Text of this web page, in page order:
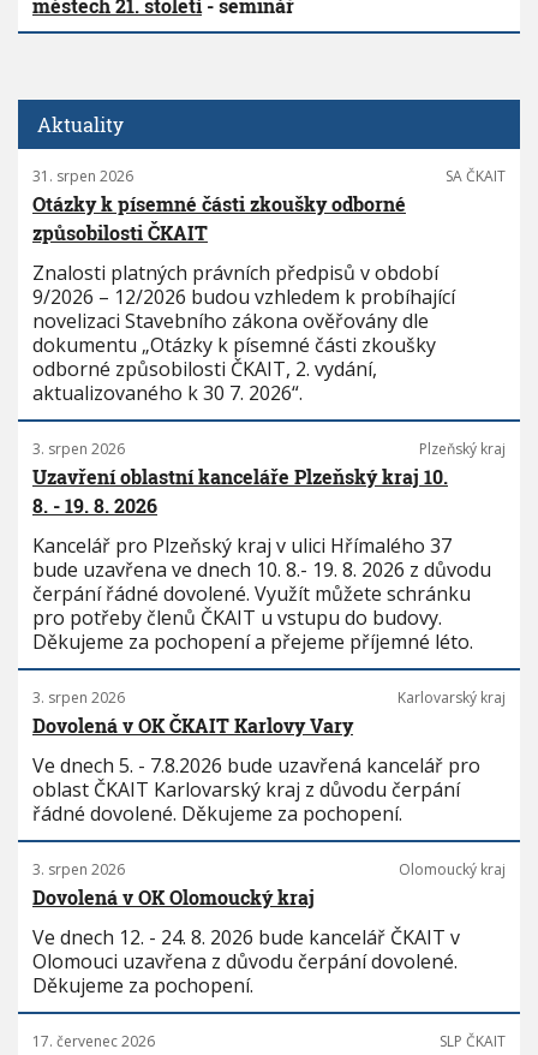
městech 21. století- seminář
Aktuality
31. srpen 2026 SA ČKAIT
Otázky k písemné části zkoušky odborné
způsobilosti ČKAIT
Znalosti platných právních předpisů v období
9/2026 – 12/2026 budou vzhledem k probíhající
novelizaci Stavebního zákona ověřovány dle
dokumentu „Otázky k písemné části zkoušky
odborné způsobilosti ČKAIT, 2. vydání,
aktualizovaného k 30 7. 2026“.
3. srpen 2026 Plzeňský kraj
Uzavření oblastní kanceláře Plzeňský kraj 10.
8. - 19. 8. 2026
Kancelář pro Plzeňský kraj v ulici Hřímalého 37
bude uzavřena ve dnech 10. 8.- 19. 8. 2026 z důvodu
čerpání řádné dovolené. Využít můžete schránku
pro potřeby členů ČKAIT u vstupu do budovy.
Děkujeme za pochopení a přejeme příjemné léto.
3. srpen 2026 Karlovarský kraj
Dovolená v OK ČKAIT Karlovy Vary
Ve dnech 5. - 7.8.2026 bude uzavřená kancelář pro
oblast ČKAIT Karlovarský kraj z důvodu čerpání
řádné dovolené. Děkujeme za pochopení.
3. srpen 2026 Olomoucký kraj
Dovolená v OK Olomoucký kraj
Ve dnech 12. - 24. 8. 2026 bude kancelář ČKAIT v
Olomouci uzavřena z důvodu čerpání dovolené.
Děkujeme za pochopení.
17. červenec 2026 SLP ČKAIT